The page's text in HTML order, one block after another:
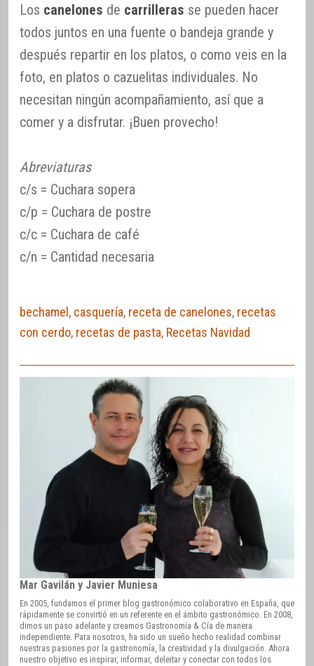
Los canelones de carrilleras se pueden hacer
todos juntos en una fuente o bandeja grande y
después repartir en los platos, o como veis en la
foto, en platos o cazuelitas individuales. No
necesitan ningún acompañamiento, así que a
comer y a disfrutar. ¡Buen provecho!
Abreviaturas
c/s = Cuchara sopera
c/p = Cuchara de postre
c/c = Cuchara de café
c/n = Cantidad necesaria
bechamel, casquería, receta de canelones, recetas
con cerdo, recetas de pasta, Recetas Navidad
Mar Gavilán y Javier Muniesa
En 2005, fundamos el primer blog gastronómico colaborativo en España, que
rápidamente se convirtió en un referente en el ámbito gastronómico. En 2008,
dimos un paso adelante y creamos Gastronomía & Cía de manera
independiente. Para nosotros, ha sido un sueño hecho realidad combinar
nuestras pasiones por la gastronomía, la creatividad y la divulgación. Ahora
nuestro objetivo es inspirar, informar, deleitar y conectar con todos los